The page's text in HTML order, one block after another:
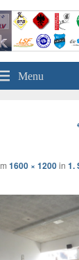
Menu
1600 × 1200in 1.